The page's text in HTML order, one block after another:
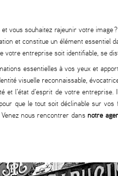
vous souhaitez rajeunir votre image ?
et constitue un élément essentiel
votre entreprise soit identifiable, se
essentielles à vos yeux et
visuelle reconnaissable,
et l’état d’esprit de votre entreprise.
que le tout soit déclinable sur vos
nous rencontrer dans notre